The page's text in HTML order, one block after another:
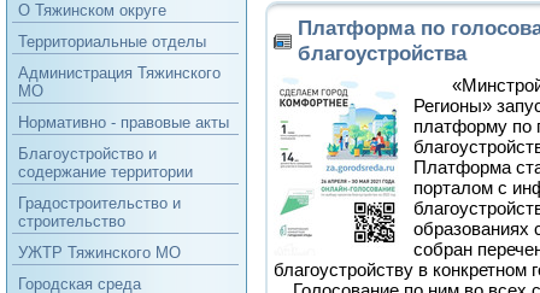
О Тяжинском округе
Территориальные отделы
Администрация Тяжинского
МО
Нормативно - правовые акты
Благоустройство и
содержание территории
Градостроительство и
строительство
УЖТР Тяжинского МО
Городская среда
Платформа по
благоустройства
Регионы»
платформу по
Платформа
порталом с
образованиях
собран
благоустройству в конкретном